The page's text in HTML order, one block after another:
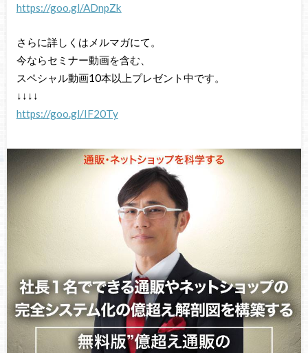
https://goo.gl/ADnpZk
さらに詳しくはメルマガにて。
今ならセミナー動画を含む、
スペシャル動画10本以上プレゼント中です。
↓↓↓↓
https://goo.gl/IF20Ty